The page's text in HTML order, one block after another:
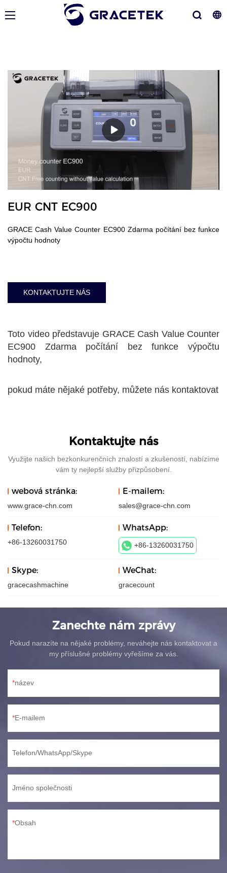
EUR CNT EC900
GRACE Cash Value Counter EC900 Zdarma počítání bez funkce
výpočtu hodnoty
KONTAKTUJTE NÁS
Toto video představuje GRACE Cash Value Counter
EC900 Zdarma počítání bez funkce výpočtu
hodnoty,
pokud máte nějaké potřeby, můžete nás kontaktovat
Kontaktujte nás
Využijte našich bezkonkurenčních znalostí a zkušeností, nabízíme
vám ty nejlepší služby přizpůsobení.
webová stránka:
www.grace-chn.com
E-mailem:
sales@grace-chn.com
Telefon:
+86-13260031750
WhatsApp:
+86-13260031750
Skype:
gracecashmachine
WeChat:
gracecount
Zanechte nám zprávy
Pokud narazíte na nějaké problémy, neváhejte nás kontaktovat a
my příslušné problémy vyřešíme za vás.
název
E-mailem
Telefon/WhatsApp/Skype
Jméno společnosti
Obsah